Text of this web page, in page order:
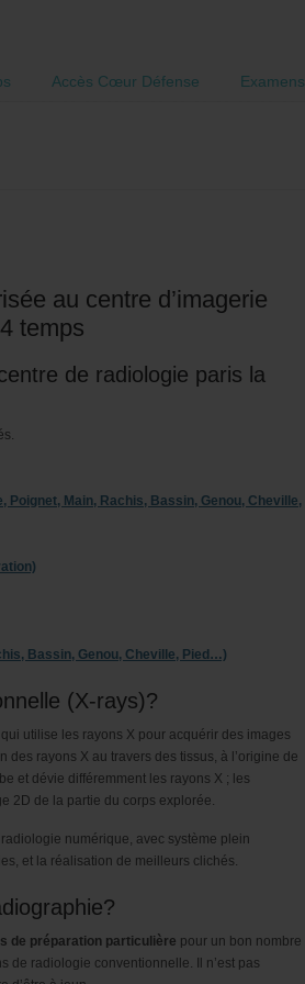
Accès Cœur Défense Examens
au centre d’imagerie
temps
de radiologie paris la
Main, Rachis, Bassin, Genou, Cheville,
Bassin, Genou, Cheville, Pied…)
(X-rays)?
utilise les rayons X pour acquérir des images
des rayons X au travers des tissus, à l’origine de
et dévie différemment les rayons X ; les
2D de la partie du corps explorée.
numérique, avec système plein
et la réalisation de meilleurs clichés.
de préparation particulière pour un bon nombre
de radiologie conventionnelle. Il n’est pas